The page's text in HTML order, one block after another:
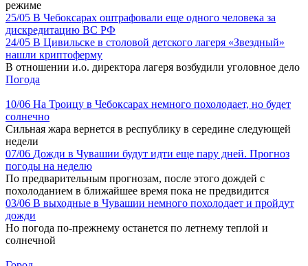
режиме
25/05 В Чебоксарах оштрафовали еще одного человека за
дискредитацию ВС РФ
24/05 В Цивильске в столовой детского лагеря «Звездный»
нашли криптоферму
В отношении и.о. директора лагеря возбудили уголовное дело
Погода
10/06 На Троицу в Чебоксарах немного похолодает, но будет
солнечно
Сильная жара вернется в республику в середине следующей
недели
07/06 Дожди в Чувашии будут идти еще пару дней. Прогноз
погоды на неделю
По предварительным прогнозам, после этого дождей с
похолоданием в ближайшее время пока не предвидится
03/06 В выходные в Чувашии немного похолодает и пройдут
дожди
Но погода по-прежнему останется по летнему теплой и
солнечной